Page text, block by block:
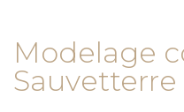
Modelage
Sauvetterre